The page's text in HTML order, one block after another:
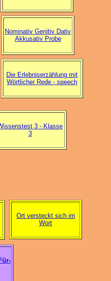
Nominativ Genitiv Dativ
Akkusativ Probe
Die Erlebniserzählung mit
Wörtlicher Rede - speech
3 - Klasse
3
Ort versteckt sich im
Wort